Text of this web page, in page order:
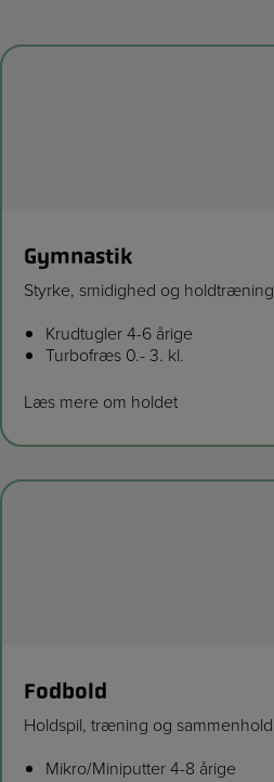
Gymnastik
Styrke, smidighed og holdtræning
Krudtugler 4-6 årige
Turbofræs 0.- 3. kl.
Læs mere om holdet
Fodbold
Holdspil, træning og sammenhold
Mikro/Miniputter 4-8 årige